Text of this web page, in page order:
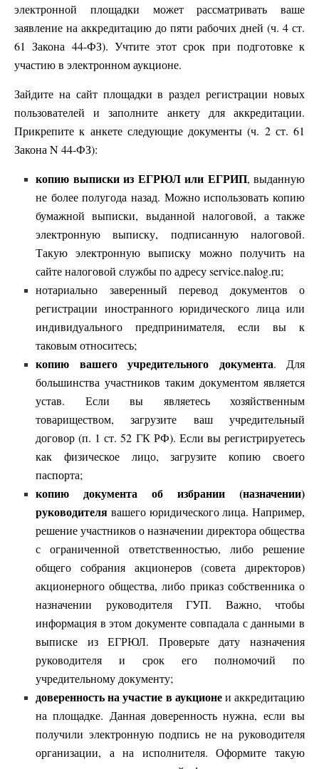
электронной площадки может рассматривать ваше
заявление на аккредитацию до пяти рабочих дней (ч. 4 ст.
61 Закона 44-ФЗ). Учтите этот срок при подготовке к
участию в электронном аукционе.
Зайдите на сайт площадки в раздел регистрации новых
пользователей и заполните анкету для аккредитации.
Прикрепите к анкете следующие документы (ч. 2 ст. 61
Закона N 44-ФЗ):
копию выписки из ЕГРЮЛ или ЕГРИП, выданную
не более полугода назад. Можно использовать копию
бумажной выписки, выданной налоговой, а также
электронную выписку, подписанную налоговой.
Такую электронную выписку можно получить на
сайте налоговой службы по адресу service.nalog.ru;
нотариально заверенный перевод документов о
регистрации иностранного юридического лица или
индивидуального предпринимателя, если вы к
таковым относитесь;
копию вашего учредительного документа. Для
большинства участников таким документом является
устав. Если вы являетесь хозяйственным
товариществом, загрузите ваш учредительный
договор (п. 1 ст. 52 ГК РФ). Если вы регистрируетесь
как физическое лицо, загрузите копию своего
паспорта;
копию документа об избрании (назначении)
руководителя вашего юридического лица. Например,
решение участников о назначении директора общества
с ограниченной ответственностью, либо решение
общего собрания акционеров (совета директоров)
акционерного общества, либо приказ собственника о
назначении руководителя ГУП. Важно, чтобы
информация в этом документе совпадала с данными в
выписке из ЕГРЮЛ. Проверьте дату назначения
руководителя и срок его полномочий по
учредительному документу;
доверенность на участие в аукционеи аккредитацию
на площадке. Данная доверенность нужна, если вы
получили электронную подпись не на руководителя
организации, а на исполнителя. Оформите такую